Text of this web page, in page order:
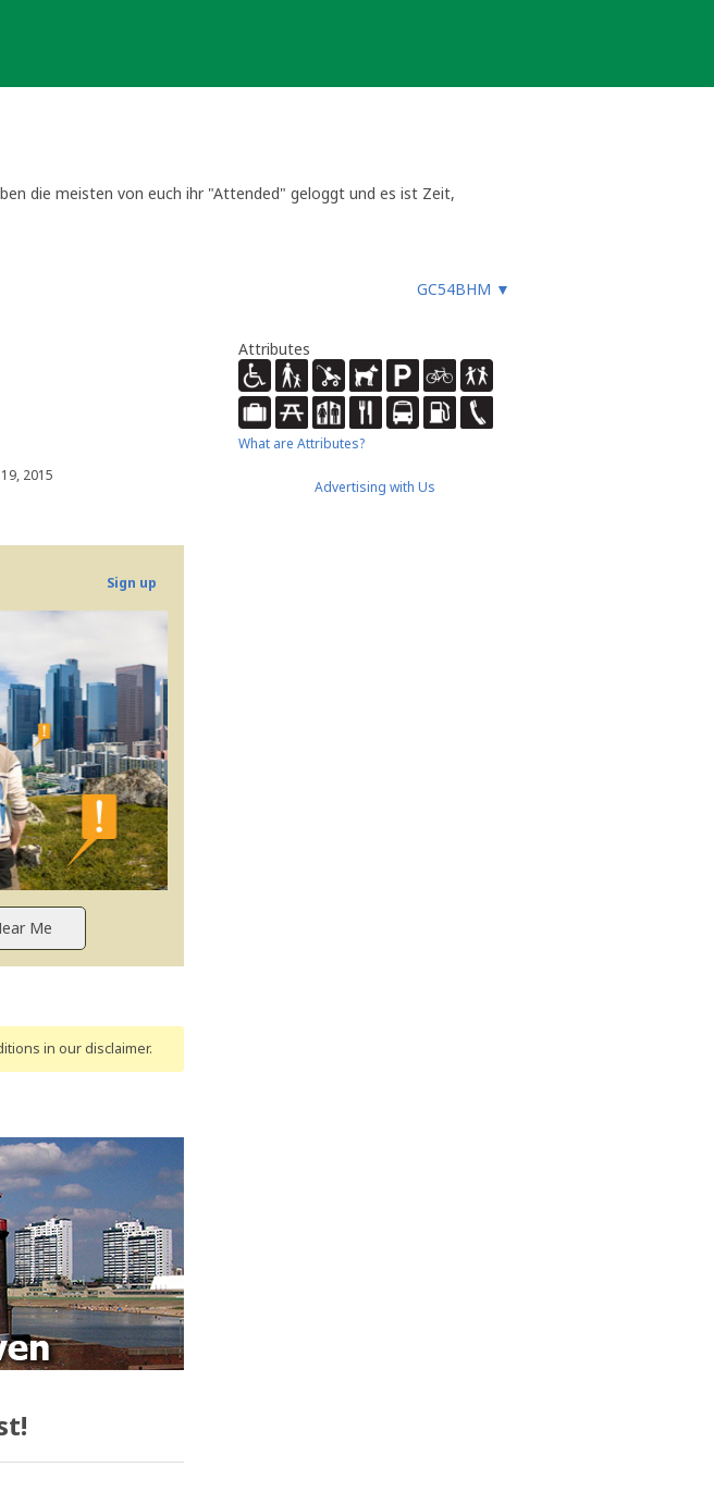
die meisten von euch ihr "Attended" geloggt und es ist Zeit,
Andrang war es ein schönes Event, das das MEGA-
GC54BHM ▼
2015
Sign up
in our disclaimer.
Attributes
What are Attributes?
Advertising with Us